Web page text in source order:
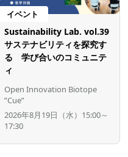
イベント
Sustainability Lab. vol.39
サステナビリティを探究す
る 学び合いのコミュニテ
ィ
Open Innovation Biotope
”Cue”
2026年8月19日（水）15:00～
17:30